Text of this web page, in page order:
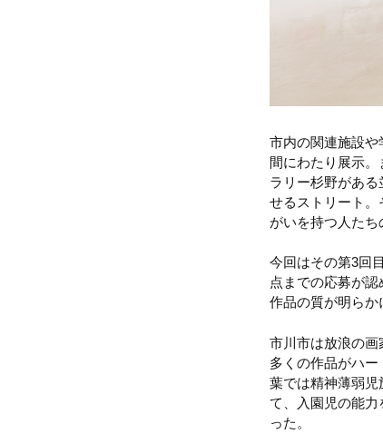
市内の関連施設や
間にわたり展示
ラリー杉野があ
せるストリート
がいを持つ人たち
今回はその第3回
点までの応募が
作品の質が明らか
市川市は放浪の画
多くの作品がハ
葉では精神薄弱
て、入園児の能
った。